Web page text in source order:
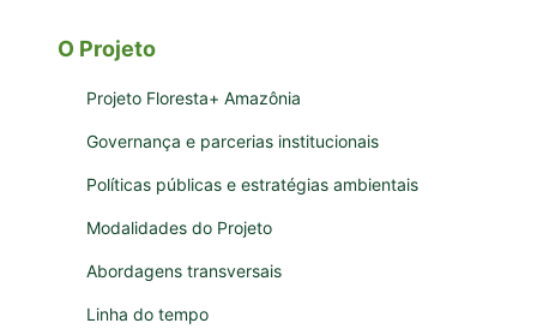
O Projeto
Projeto Floresta+ Amazônia
Governança e parcerias institucionais
Políticas públicas e estratégias ambientais
Modalidades do Projeto
Abordagens transversais
Linha do tempo